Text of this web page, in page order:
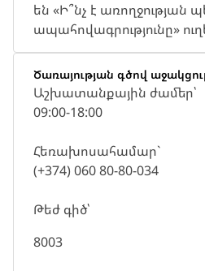
են «Ի՞նչ է
ապահովագրությունը»
Ծառայության գծով
Աշխատանքային ժամեր՝
09:00-18:00
Հեռախոսահամար`
(+374) 060 80-80-034
Թեժ գիծ՝
8003